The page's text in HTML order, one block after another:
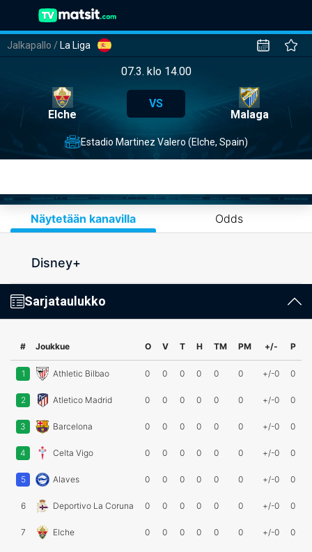
Jalkapallo / La Liga
07.3. klo 14.00
Elche
VS
Malaga
Estadio Martinez Valero (Elche, Spain)
Näytetään kanavilla Odds
Disney+
Sarjataulukko
# Joukkue O V T H TM PM +/- P
1 Athletic Bilbao 0 0 0 0 0 0 +/-0 0
2 Atletico Madrid 0 0 0 0 0 0 +/-0 0
3 Barcelona 0 0 0 0 0 0 +/-0 0
4 Celta Vigo 0 0 0 0 0 0 +/-0 0
5 Alaves 0 0 0 0 0 0 +/-0 0
6 Deportivo La Coruna 0 0 0 0 0 0 +/-0 0
7 Elche 0 0 0 0 0 0 +/-0 0